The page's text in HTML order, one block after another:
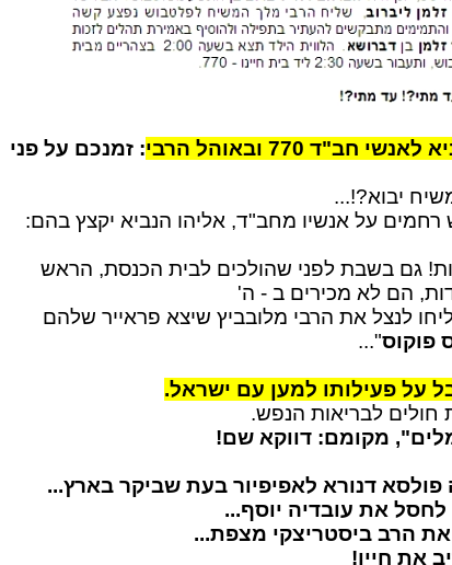
חב"ד 770 ובאוהל הרבי
: זמנכם על פני
יבוא?!...
על אנשיו מחב"ד, אליהו הנביא יקצץ בהם:
גם בשבת לפני שהולכים לבית הכנסת, הראש
הם לא מכירים ב - ה'
לנצל את הרבי מלובביץ שיצא פראייר שלהם
פוקוס"...
על פעילותו למען עם ישראל.
חולים לבריאות הנפש.
מקומם: דווקא שם!
דנורא לאפיפיור בעת שביקר בארץ...
את עובדיה יוסף...
הרב ביסטריצקי מצפת...
את חייו!